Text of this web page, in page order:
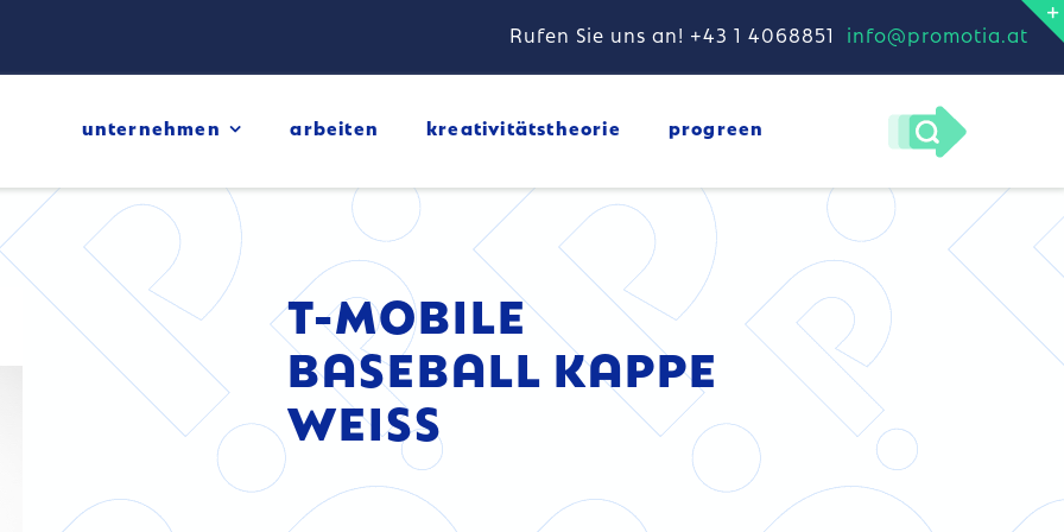
Rufen Sie uns an! +43 1 4068851 info@promotia.at
unternehmen arbeiten kreativitätstheorie progreen
T-MOBILE
BASEBALL KAPPE
WEISS